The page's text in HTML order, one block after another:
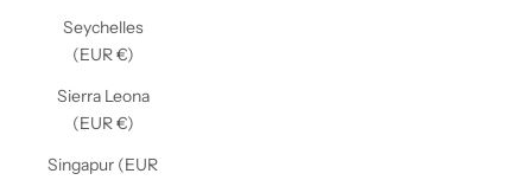
Seychelles
(EUR €)
Sierra Leona
(EUR €)
Singapur (EUR